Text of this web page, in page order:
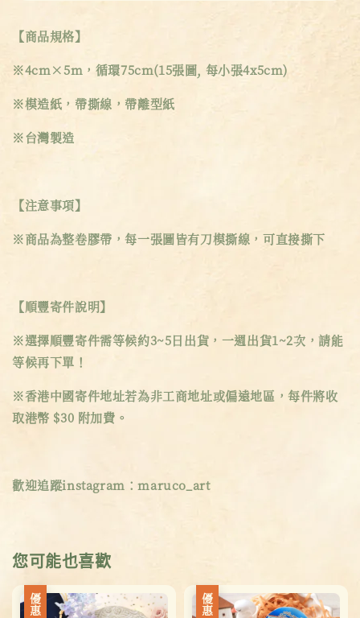
【商品規格】
※4cm×5m，循環75cm(15張圖, 每小張4x5cm)
※模造紙，帶撕線，帶離型紙
※台灣製造
【注意事項】
※商品為整卷膠帶，每一張圖皆有刀模撕線，可直接撕下
【順豐寄件說明】
※選擇順豐寄件需等候約3~5日出貨，一週出貨1~2次，請能
等候再下單！
※香港中國寄件地址若為非工商地址或偏遠地區，每件將收
取港幣 $30 附加費。
歡迎追蹤instagram：maruco_art
您可能也喜歡
優惠 優惠